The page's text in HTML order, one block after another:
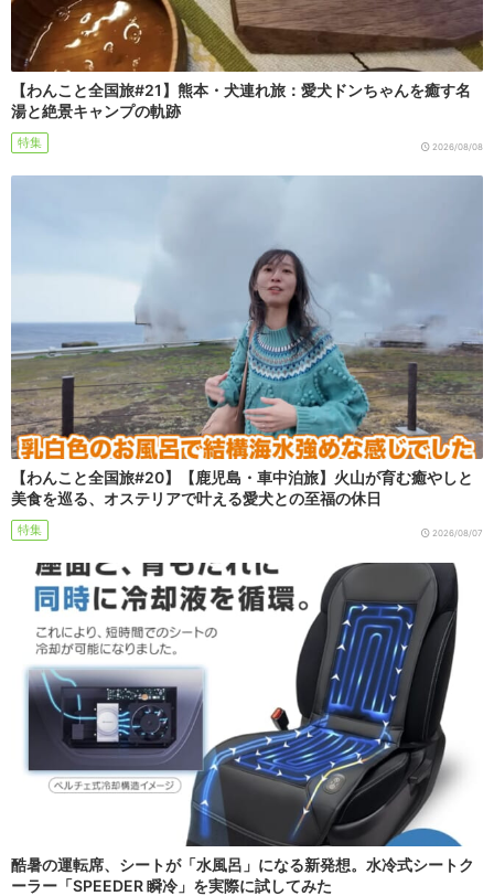
【わんこと全国旅#21】熊本・犬連れ旅：愛犬ドンちゃんを癒す名
湯と絶景キャンプの軌跡
特集 2026/08/08
【わんこと全国旅#20】【鹿児島・車中泊旅】火山が育む癒やしと
美食を巡る、オステリアで叶える愛犬との至福の休日
特集 2026/08/07
酷暑の運転席、シートが「水風呂」になる新発想。水冷式シートク
ーラー「SPEEDER 瞬冷」を実際に試してみた